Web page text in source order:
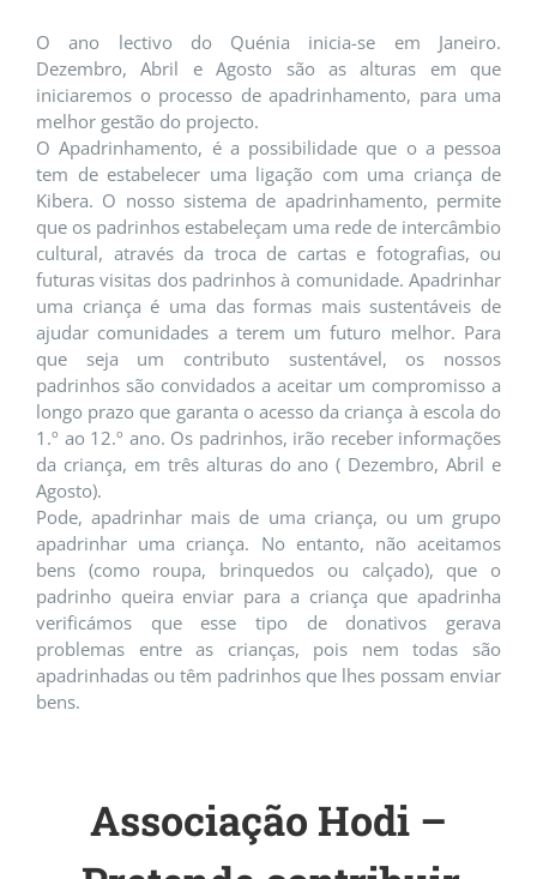
O ano lectivo do Quénia inicia-se em Janeiro.
Dezembro, Abril e Agosto são as alturas em que
iniciaremos o processo de apadrinhamento, para uma
melhor gestão do projecto.
O Apadrinhamento, é a possibilidade que o a pessoa
tem de estabelecer uma ligação com uma criança de
Kibera. O nosso sistema de apadrinhamento, permite
que os padrinhos estabeleçam uma rede de intercâmbio
cultural, através da troca de cartas e fotografias, ou
futuras visitas dos padrinhos à comunidade. Apadrinhar
uma criança é uma das formas mais sustentáveis de
ajudar comunidades a terem um futuro melhor. Para
que seja um contributo sustentável, os nossos
padrinhos são convidados a aceitar um compromisso a
longo prazo que garanta o acesso da criança à escola do
1.º ao 12.º ano. Os padrinhos, irão receber informações
da criança, em três alturas do ano ( Dezembro, Abril e
Agosto).
Pode, apadrinhar mais de uma criança, ou um grupo
apadrinhar uma criança. No entanto, não aceitamos
bens (como roupa, brinquedos ou calçado), que o
padrinho queira enviar para a criança que apadrinha
verificámos que esse tipo de donativos gerava
problemas entre as crianças, pois nem todas são
apadrinhadas ou têm padrinhos que lhes possam enviar
bens.
Associação Hodi –